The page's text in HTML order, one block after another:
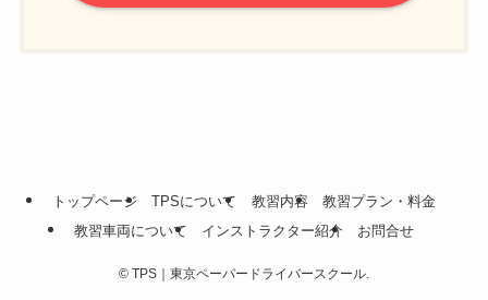
トップページ TPSについて 教習内容
教習プラン・料金
教習車両について
インストラクター紹介 お問合せ
© TPS｜東京ペーパードライバースクール.